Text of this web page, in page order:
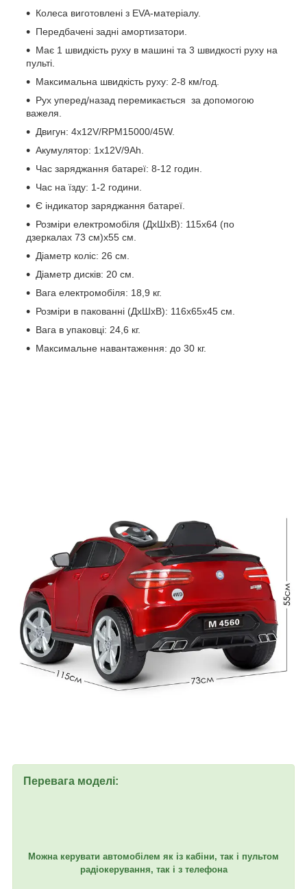
Колеса виготовлені з EVA-матеріалу.
Передбачені задні амортизатори.
Має 1 швидкість руху в машині та 3 швидкості руху на
пульті.
Максимальна швидкість руху: 2-8 км/год.
Рух уперед/назад перемикається за допомогою
важеля.
Двигун: 4х12V/RPM15000/45W.
Акумулятор: 1х12V/9Ah.
Час заряджання батареї: 8-12 годин.
Час на їзду: 1-2 години.
Є індикатор заряджання батареї.
Розміри електромобіля (ДхШхВ): 115х64 (по
дзеркалах 73 см)х55 см.
Діаметр коліс: 26 см.
Діаметр дисків: 20 см.
Вага електромобіля: 18,9 кг.
Розміри в пакованні (ДхШхВ): 116х65х45 см.
Вага в упаковці: 24,6 кг.
Максимальне навантаження: до 30 кг.
Перевага моделі:
Можна керувати автомобілем як із кабіни, так і пультом
радіокерування, так і з телефона